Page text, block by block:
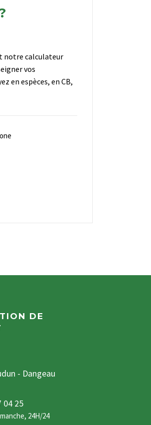
notre calculateur
vos
en espèces, en CB,
DE
- Dangeau
04 25
24H/24